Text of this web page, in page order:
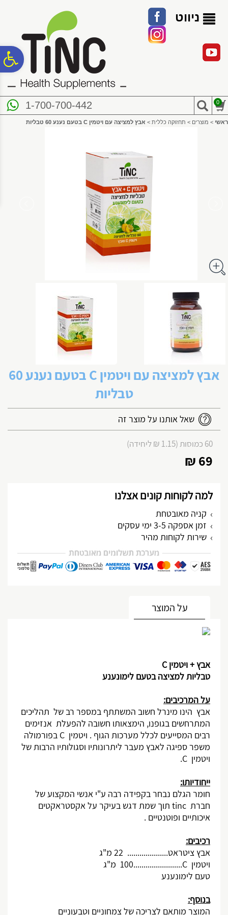
נגישות
ניווט
1-700-700-442 0
ראשי > מוצרים > תחזוקה כללית > אבץ למציצה עם ויטמין C בטעם נענע 60 טבליות
אבץ למציצה עם ויטמין C בטעם נענע 60
טבליות
שאל אותנו על מוצר זה
60 כמוסות (1.15 ₪ ליחידה)
69 ₪
למה לקוחות קונים אצלנו
קניה מאובטחת
זמן אספקה 3-5 ימי עסקים
שירות לקוחות מהיר
מותאם אישית
על המוצר
אבץ+ויטמיןC
טבליות למציצה בטעם לימונענע
על המרכיבים:
אבץ הינו מינרל חשוב המשתתף במספר רב של תהליכים
המתרחשים בגופנו, הימצאותו חשובה להפעלת אנזימים
רבים המסייעים לכלל מערכות הגוף . ויטמין C בפורמולה
משפר ספיגה לאבץ מעבר ליתרונותיו וסגולותיו הרבות של
ויטמין C
.
ייחודיותו:
חומר הגלם נבחר בקפידה רבה ע"י אנשי המקצוע של
חברת tinc תוך שמת דגש בעיקר על אקסטראקטים
איכותיים ופוטנטיים .
רכיבים:
אבץ ציטראט.................... 22 מ"ג
ויטמין C
........................100
מ"ג
טעם לימונענע
בנוסף:
המוצר מותאם לצריכה של צמחוניים וטבעוניים